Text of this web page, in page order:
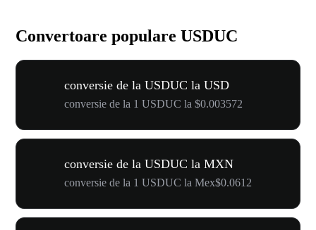
Convertoare populare USDUC
conversie de la USDUC la USD
conversie de la 1 USDUC la $0.003572
conversie de la USDUC la MXN
conversie de la 1 USDUC la Mex$0.0612